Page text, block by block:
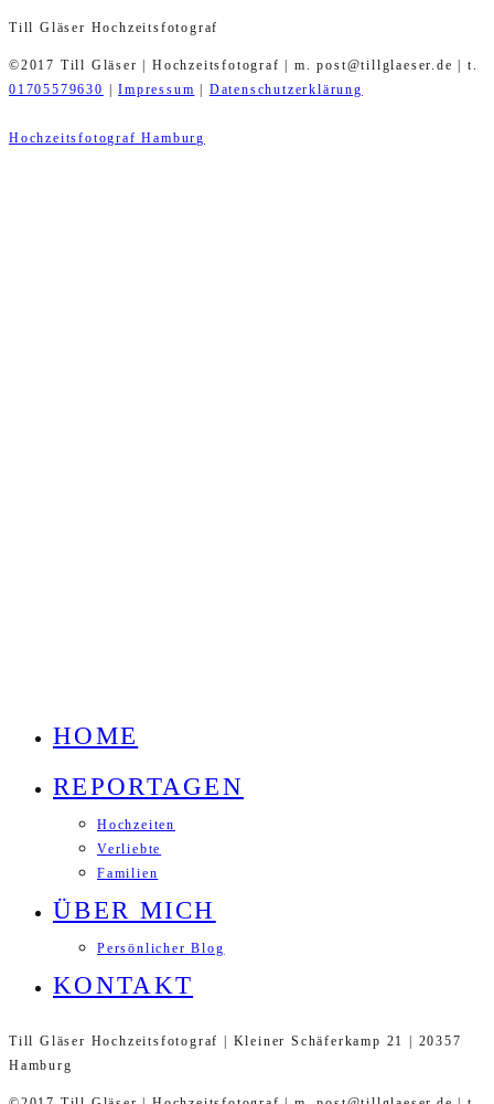
Till Gläser Hochzeitsfotograf
©2017 Till Gläser | Hochzeitsfotograf | m. post@tillglaeser.de | t.
01705579630
|Impressum Datenschutzerklärung
Hochzeitsfotograf Hamburg
HOME
REPORTAGEN
Hochzeiten
Verliebte
Familien
ÜBER MICH
Persönlicher Blog
KONTAKT
Till Gläser Hochzeitsfotograf | Kleiner Schäferkamp 21 | 20357
Hamburg